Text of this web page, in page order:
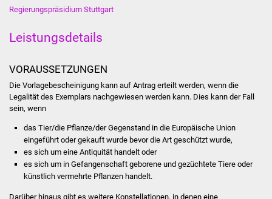
Kolping-Musikschule
Volkshochschule
Regierungspräsidium Stuttgart
Leistungsdetails
VORAUSSETZUNGEN
Die Vorlagebescheinigung kann auf Antrag erteilt werden, wenn die
Legalität des Exemplars nachgewiesen werden kann. Dies kann der Fall
sein, wenn
das Tier/die Pflanze/der Gegenstand in die Europäische Union
eingeführt oder gekauft wurde bevor die Art geschützt wurde,
es sich um eine Antiquität handelt oder
es sich um in Gefangenschaft geborene und gezüchtete Tiere oder
künstlich vermehrte Pflanzen handelt.
Darüber hinaus gibt es weitere Konstellationen, in denen eine